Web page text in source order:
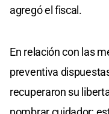
agregó el fiscal.
En relación con las
preventiva
recuperaron su